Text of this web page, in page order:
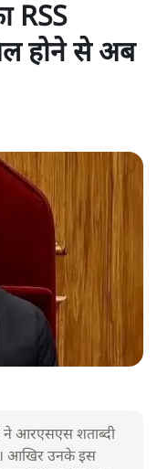
RSS
होने से अब
आरएसएस शताब्दी
आखिर उनके इस